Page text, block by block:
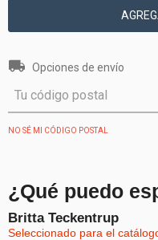
Entregas para el CP:
Opciones de envío
NO SÉ MI CÓDIGO POSTAL
¿Qué puedo
Britta Teckentrup
Seleccionado para el